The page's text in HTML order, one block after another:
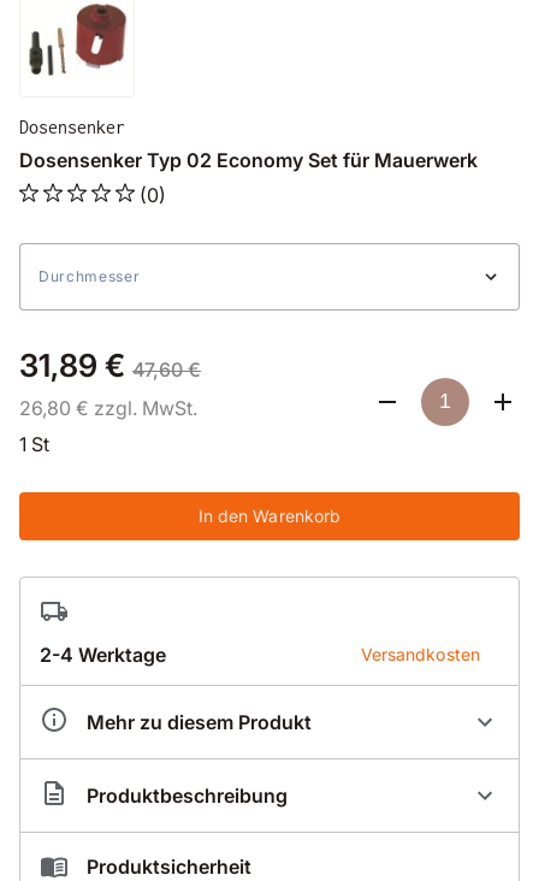
Dosensenker
Dosensenker Typ 02 Economy Set für Mauerwerk
(0)
Durchmesser
31,89 € 47,60 €
26,80 € zzgl. MwSt.
1 St
In den Warenkorb
2-4 Werktage Versandkosten
Mehr zu diesem Produkt
Artikelnummer BZX11220
Produktbeschreibung
Dosensenker - Set
Produktsicherheit